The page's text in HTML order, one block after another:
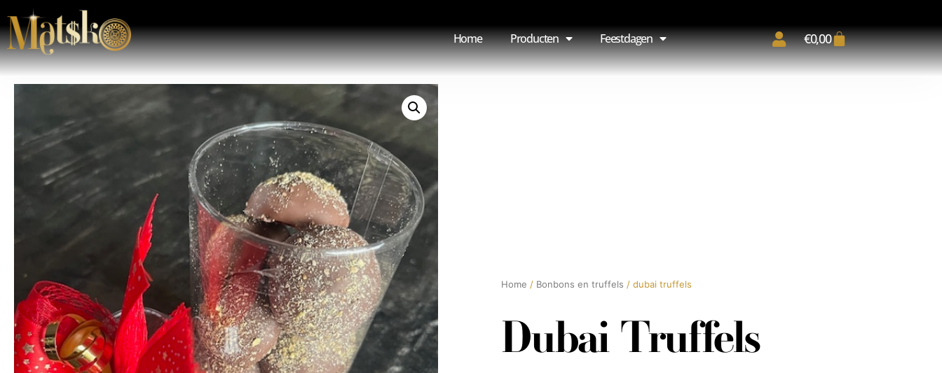
Home Producten Feestdagen €0,00
Home / Bonbons en truffels / dubai truffels
Dubai Truffels